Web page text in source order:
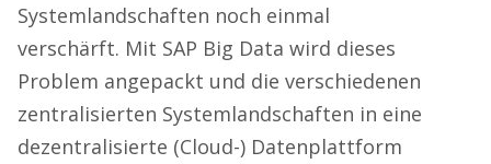
Systemlandschaften noch einmal
verschärft. Mit SAP Big Data wird dieses
Problem angepackt und die verschiedenen
zentralisierten Systemlandschaften in eine
dezentralisierte (Cloud-) Datenplattform